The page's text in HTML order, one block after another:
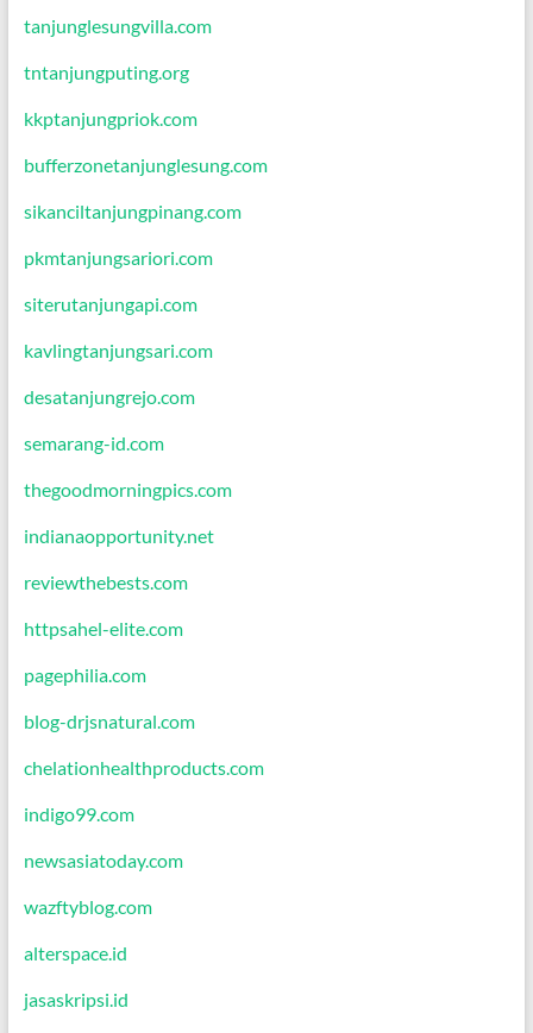
tanjunglesungvilla.com
tntanjungputing.org
kkptanjungpriok.com
bufferzonetanjunglesung.com
sikanciltanjungpinang.com
pkmtanjungsariori.com
siterutanjungapi.com
kavlingtanjungsari.com
desatanjungrejo.com
semarang-id.com
thegoodmorningpics.com
indianaopportunity.net
reviewthebests.com
httpsahel-elite.com
pagephilia.com
blog-drjsnatural.com
chelationhealthproducts.com
indigo99.com
newsasiatoday.com
wazftyblog.com
alterspace.id
jasaskripsi.id